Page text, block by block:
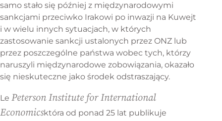
samo stało się później z międzynarodowymi
sankcjami przeciwko Irakowi po inwazji na Kuwejt
i w wielu innych sytuacjach, w których
zastosowanie sankcji ustalonych przez ONZ lub
przez poszczególne państwa wobec tych, którzy
naruszyli międzynarodowe zobowiązania, okazało
się nieskuteczne jako środek odstraszający.
Le Peterson Institute for International
Economicsktóra od ponad 25 lat publikuje